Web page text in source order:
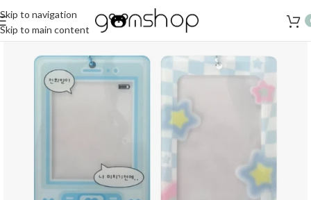
Skip to navigation
Skip to main content